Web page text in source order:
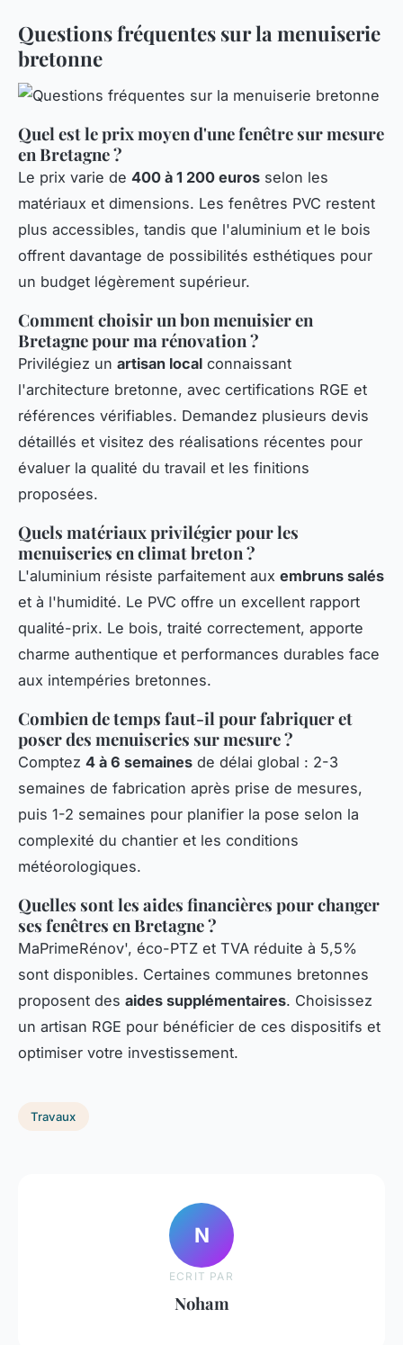
Questions fréquentes sur la menuiserie
bretonne
Quel est le prix moyen d'une fenêtre sur mesure
en Bretagne ?
Le prix varie de 400 à 1 200 euros selon les
matériaux et dimensions. Les fenêtres PVC restent
plus accessibles, tandis que l'aluminium et le bois
offrent davantage de possibilités esthétiques pour
un budget légèrement supérieur.
Comment choisir un bon menuisier en
Bretagne pour ma rénovation ?
Privilégiez un artisan local connaissant
l'architecture bretonne, avec certifications RGE et
références vérifiables. Demandez plusieurs devis
détaillés et visitez des réalisations récentes pour
évaluer la qualité du travail et les finitions
proposées.
Quels matériaux privilégier pour les
menuiseries en climat breton ?
L'aluminium résiste parfaitement aux embruns salés
et à l'humidité. Le PVC offre un excellent rapport
qualité-prix. Le bois, traité correctement, apporte
charme authentique et performances durables face
aux intempéries bretonnes.
Combien de temps faut-il pour fabriquer et
poser des menuiseries sur mesure ?
Comptez 4 à 6 semaines de délai global : 2-3
semaines de fabrication après prise de mesures,
puis 1-2 semaines pour planifier la pose selon la
complexité du chantier et les conditions
météorologiques.
Quelles sont les aides financières pour changer
ses fenêtres en Bretagne ?
MaPrimeRénov', éco-PTZ et TVA réduite à 5,5%
sont disponibles. Certaines communes bretonnes
proposent des aides supplémentaires. Choisissez
un artisan RGE pour bénéficier de ces dispositifs et
optimiser votre investissement.
Travaux
N
ECRIT PAR
Noham